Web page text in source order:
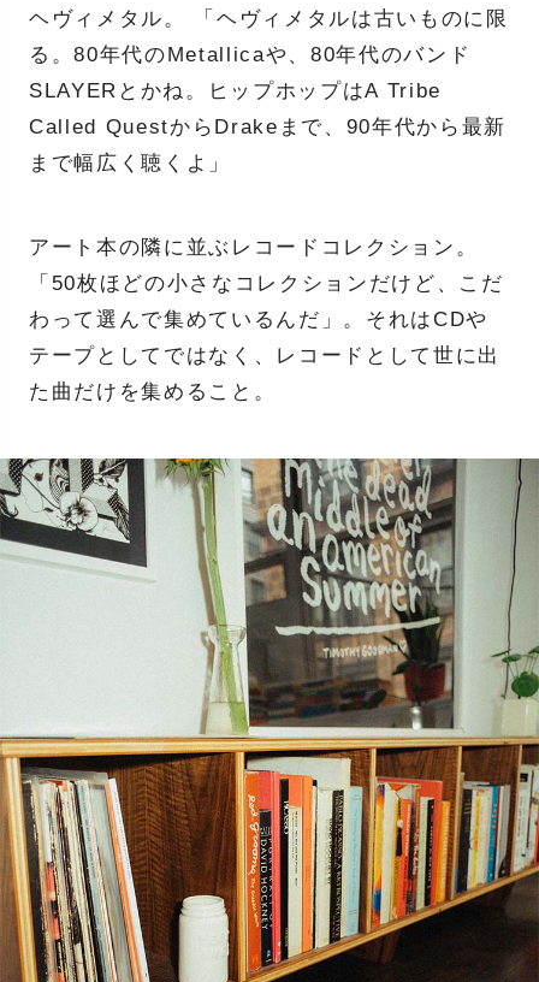
ヘヴィメタル。 「ヘヴィメタルは古いものに限
る。80年代のMetallicaや、80年代のバンド
SLAYERとかね。ヒップホップはA Tribe
Called QuestからDrakeまで、90年代から最新
まで幅広く聴くよ」
アート本の隣に並ぶレコードコレクション。
「50枚ほどの小さなコレクションだけど、こだ
わって選んで集めているんだ」。それはCDや
テープとしてではなく、レコードとして世に出
た曲だけを集めること。